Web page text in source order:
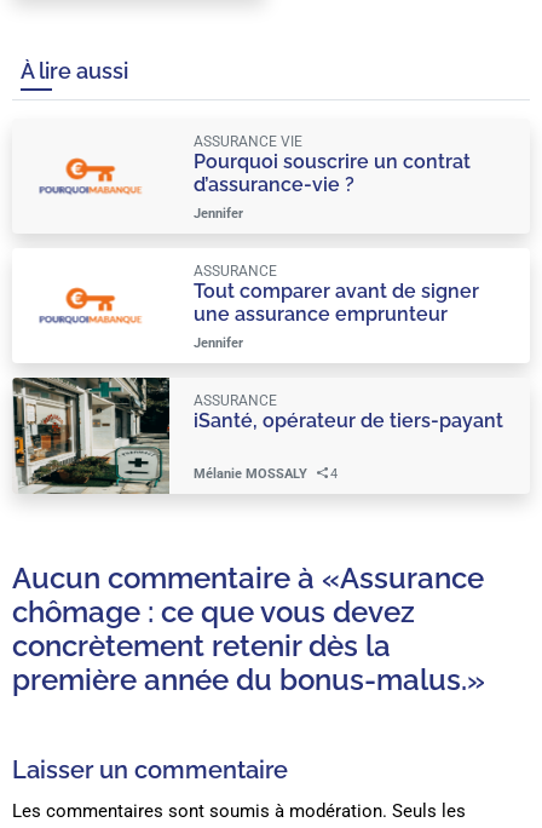
À lire aussi
Pourquoi souscrire un contrat
d’assurance-vie ?
ASSURANCE VIE
Jennifer
Tout comparer avant de signer
une assurance emprunteur
ASSURANCE
Jennifer
iSanté, opérateur de tiers-payant
ASSURANCE
Mélanie MOSSALY 4
Aucun commentaire à «Assurance
chômage : ce que vous devez
concrètement retenir dès la
première année du bonus-malus.»
Laisser un commentaire
Les commentaires sont soumis à modération. Seuls les